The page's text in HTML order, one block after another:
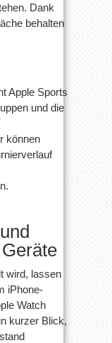
Dank
behalten
Apple Sports
und die
können
wird, lassen
iPhone-
Watch
kurzer Blick,